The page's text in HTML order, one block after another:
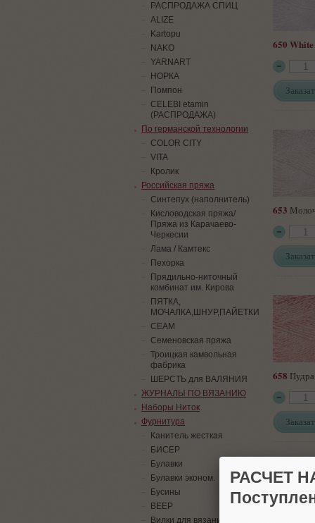
650 White
653
658 Пудра
РАСПРОДАЖА СПИЦ
ALIZE
Kartopu
NAKO
YARNART
НОРКА
Помпон
СELEBI etamin
(РАСПРОДАЖА)
По германской технологии
COLOR CITY
VITA
Кролик
Российская пряжа
Синтепух (наполнитель)
Кисловодская пряжа/
Пряжа из Карачаево-
Черкесии
Лама / Камтекс
Пехорка
Прядильно-ниточный
комбинат им. Кирова
ПЯТКА,
МОЧАЛКА,ШНУР,ПАЙЕТКИ
СЕАМ
Семеновская пряжа
Троицкая камвольная
фабрика
ШЕРСТЬ для ВАЛЯНИЯ
ЖУРНАЛЫ ПО ВЯЗАНИЮ
Наборы Ниток
Фурнитура
Канитель жесткая
БИСЕР
Булавки
Булавки эконом.
Бусины
ВЕЕР
Вилки для вязания
РАСЧЕТ